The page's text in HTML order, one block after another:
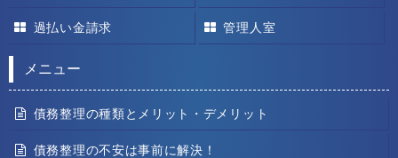
過払い金請求 管理人室
メニュー
債務整理の種類とメリット・デメリット
債務整理の不安は事前に解決！